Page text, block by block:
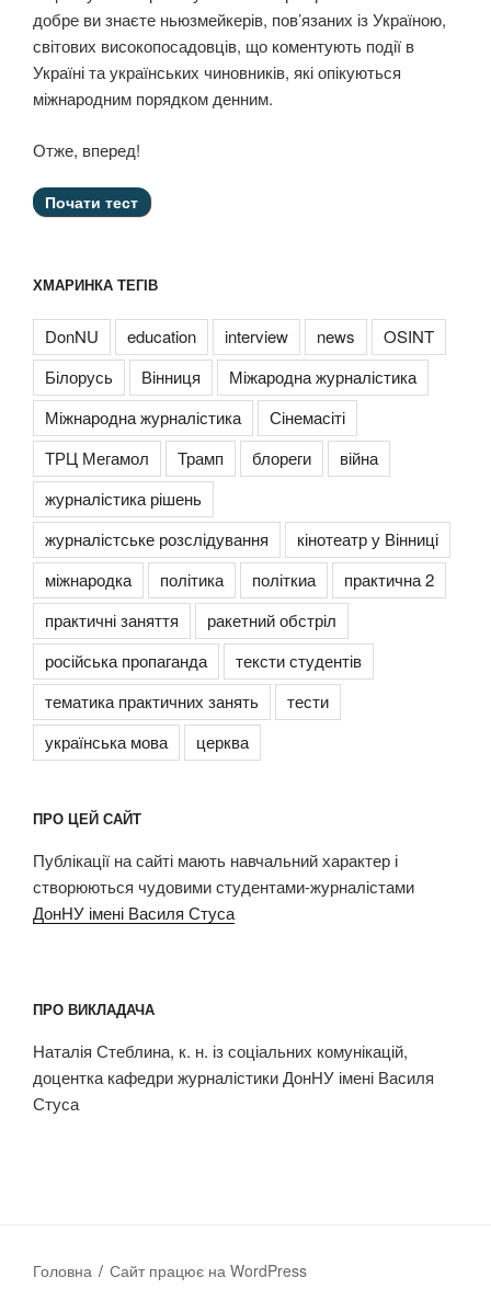
добре ви знаєте ньюзмейкерів, пов’язаних із Україною,
світових високопосадовців, що коментують події в
Україні та українських чиновників, які опікуються
міжнародним порядком денним.
Отже, вперед!
ХМАРИНКА ТЕГІВ
DonNU education interview news
OSINT
Білорусь
Вінниця
Міжародна журналістика
Міжнародна журналістика
Сінемасіті
ТРЦ Мегамол
Трамп блореги
війна
журналістика рішень
журналістське розслідування
кінотеатр у Вінниці
міжнародка
політика політкиа
практична 2
практичні заняття
ракетний обстріл
російська пропаганда
тексти студентів
тематика практичних занять
тести
українська мова
церква
ПРО ЦЕЙ САЙТ
Публікації на сайті мають навчальний характер і
створюються чудовими студентами-журналістами
ДонНУ імені Василя Стуса
ПРО ВИКЛАДАЧА
Наталія Стеблина, к. н. із соціальних комунікацій,
доцентка кафедри журналістики ДонНУ імені Василя
Стуса
Головна Сайт працює на WordPress